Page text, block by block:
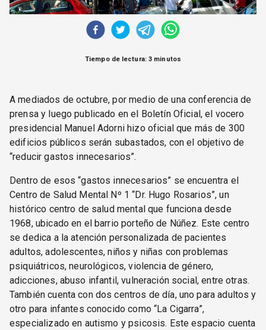
Tiempo de lectura: 3 minutos
A mediados de octubre, por medio de una conferencia de
prensa y luego publicado en el Boletín Oficial, el vocero
presidencial Manuel Adorni hizo oficial que más de 300
edificios públicos serán subastados, con el objetivo de
“reducir gastos innecesarios”.
Dentro de esos “gastos innecesarios” se encuentra el
Centro de Salud Mental Nº 1 “Dr. Hugo Rosarios”, un
histórico centro de salud mental que funciona desde
1968, ubicado en el barrio porteño de Núñez. Este centro
se dedica a la atención personalizada de pacientes
adultos, adolescentes, niños y niñas con problemas
psiquiátricos, neurológicos, violencia de género,
adicciones, abuso infantil, vulneración social, entre otras.
También cuenta con dos centros de día, uno para adultos y
otro para infantes conocido como “La Cigarra”,
especializado en autismo y psicosis. Este espacio cuenta